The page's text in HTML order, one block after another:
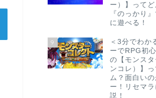
ー）】って
『のっかり
に遊べる！
9
＜3分でわか
ーでRPG初
の【モンス
ンコレ）】
ム？面白い
ー！リセマ
説！